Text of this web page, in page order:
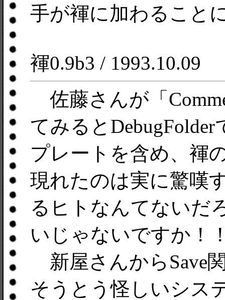
手が褌に加わること
褌0.9b3 / 1993.10.09
佐藤さんが「
てみると
プレートを含め、褌
現れたのは実に驚嘆
るヒトなんてないだ
いじゃないですか！
新屋さんからSave
そうとう怪しいシス